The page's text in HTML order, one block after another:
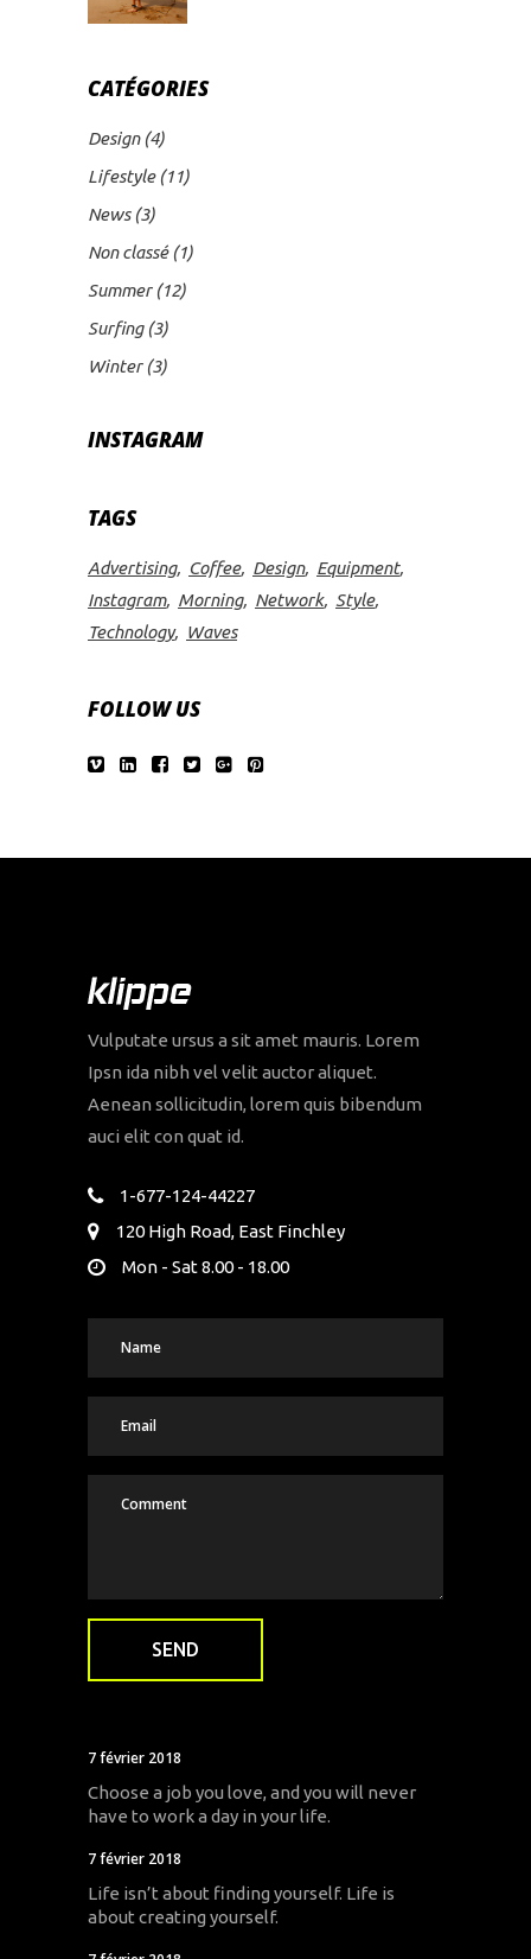
CATÉGORIES
Design(4)
Lifestyle(11)
News(3)
Non classé(1)
Summer(12)
Surfing(3)
Winter(3)
INSTAGRAM
TAGS
Advertising Coffee Design
Equipment
Instagram
Morning Network
Style
Technology
Waves
FOLLOW US
Vulputate ursus a sit amet mauris. Lorem
Ipsn ida nibh vel velit auctor aliquet.
Aenean sollicitudin, lorem quis bibendum
auci elit con quat id.
1-677-124-44227
120 High Road, East Finchley
Mon - Sat 8.00 - 18.00
7 février 2018
Choose a job you love, and you will never
have to work a day in your life.
7 février 2018
Life isn’t about finding yourself. Life is
about creating yourself.